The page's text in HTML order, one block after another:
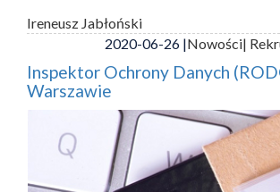
Ireneusz Jabłoński
2020-06-26 |Nowości|
Inspektor Ochrony Danych
Warszawie